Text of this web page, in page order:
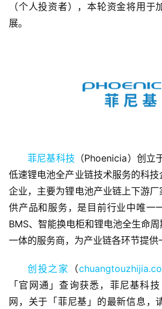
首
报
道
（个人投资者），本轮资金将用于
展。
菲尼基科技 （Phoenicia）创立
低速锂电池全产业链技术服务的科
企业，主要为锂电池产业链上下游
供产品和服务，是目前行业中唯一
BMS、智能换电柜和锂电池全生命
一体的服务商，为产业链各环节提供
创投之家 （
「官网通」查询获悉，菲尼基科
网，关于「菲尼基」的最新信息，